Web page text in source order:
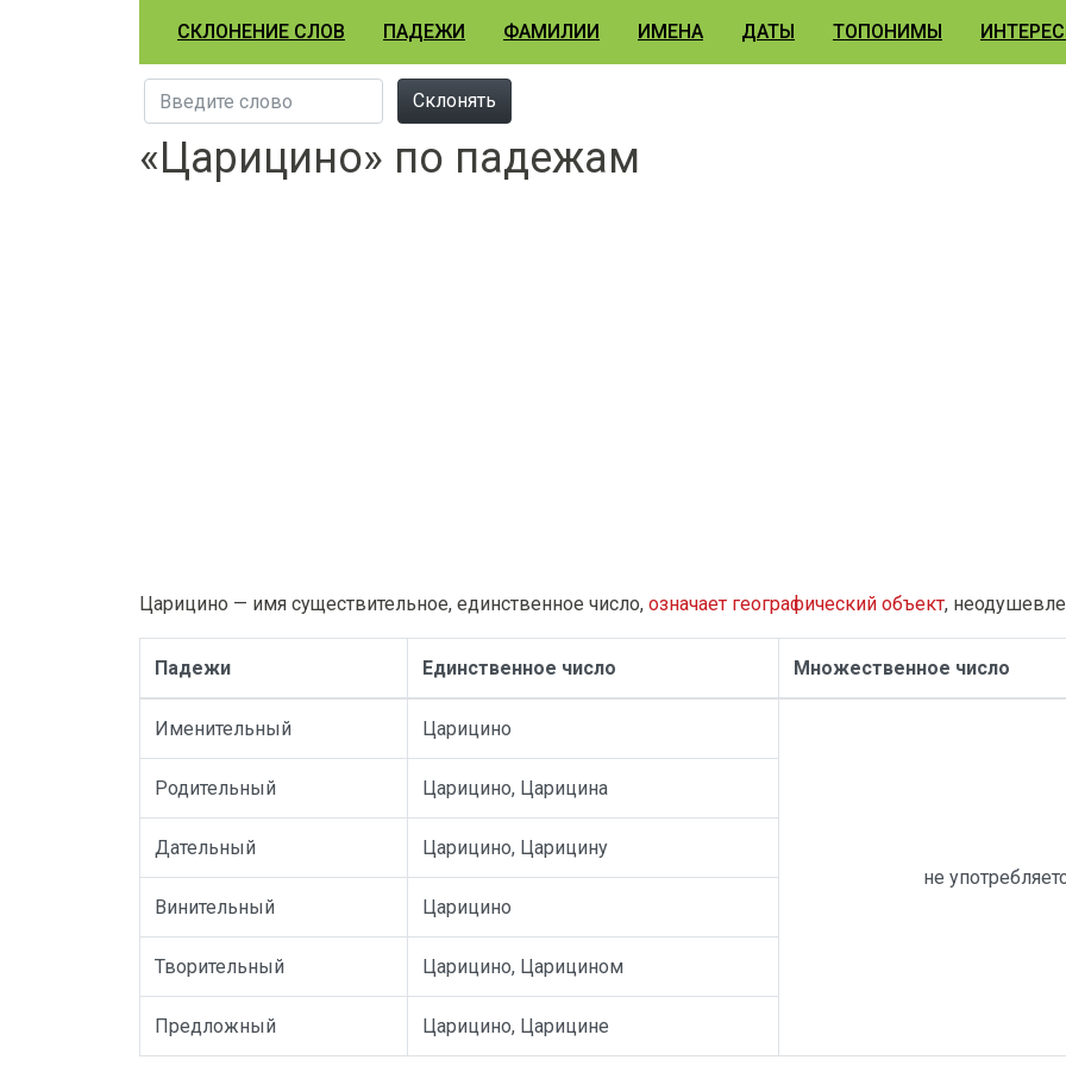
СКЛОНЕНИЕ СЛОВ ПАДЕЖИ ФАМИЛИИ ИМЕНА ДАТЫ ТОПОНИМЫ
Склонять
«Царицино» по падежам
Царицино — имя существительное, единственное число, означает географический объект,
Падежи Единственное число Множественное число
Именительный Царицино
не
Родительный Царицино, Царицина
Дательный Царицино, Царицину
Винительный Царицино
Творительный Царицино, Царицином
Предложный Царицино, Царицине